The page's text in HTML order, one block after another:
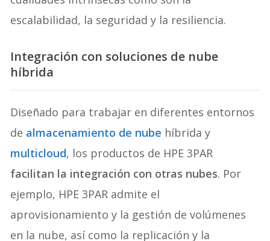
escalabilidad, la seguridad y la resiliencia.
Integración con soluciones de nube
híbrida
Diseñado para trabajar en diferentes entornos
de almacenamiento de nube híbrida y
multicloud, los productos de HPE 3PAR
facilitan la integración con otras nubes. Por
ejemplo, HPE 3PAR admite el
aprovisionamiento y la gestión de volúmenes
en la nube, así como la replicación y la